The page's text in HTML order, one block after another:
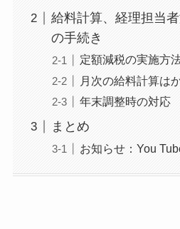
給料計算、経理担当
の手続き
定額減税の実施方
月次の給料計算は
年末調整時の対応
まとめ
お知らせ：You